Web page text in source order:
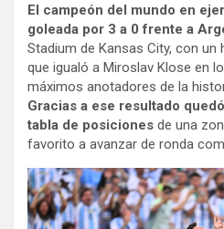
El campeón del mundo en
goleada por 3 a 0 frente a
Stadium de Kansas City, con un
que igualó a Miroslav Klose en
máximos anotadores de la
Gracias a ese resultado
tabla de posiciones de una
favorito a avanzar de ronda